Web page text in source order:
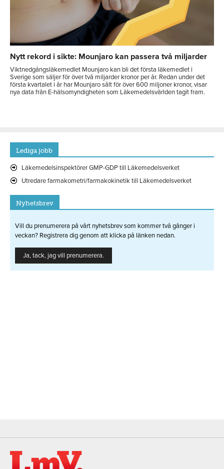
Nytt rekord i sikte: Mounjaro kan passera två miljarder
Viktnedgångsläkemedlet Mounjaro kan bli det första läkemedlet i
Sverige som säljer för över två miljarder kronor per år. Redan under det
första kvartalet i år har Mounjaro sålt för över 600 miljoner kronor, visar
nya data från E-hälsomyndigheten som Läkemedelsvärlden tagit fram.
Lediga jobb
Läkemedelsinspektörer GMP-GDP till Läkemedelsverket
Utredare farmakometri/farmakokinetik till Läkemedelsverket
Nyhetsbrev
Vill du prenumerera på vårt nyhetsbrev som kommer två gånger i
veckan? Registrera dig genom att klicka på länken nedan.
Ja, tack, jag vill prenumerera.